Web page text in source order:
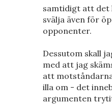
samtidigt att det
svälja även för
opponenter.
Dessutom skall
med att jag
att
illa om - det
argumenten